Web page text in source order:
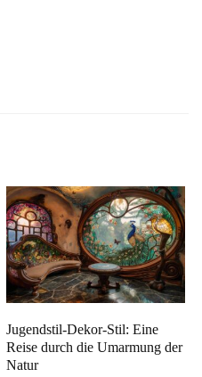
Jugendstil-Dekor-Stil: Eine
Reise durch die Umarmung der
Natur